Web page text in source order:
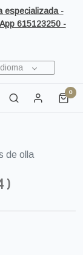
especializada -
615123250 -
0
de olla
)